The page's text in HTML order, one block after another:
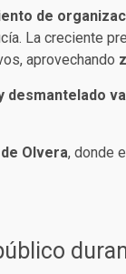
de
La creciente
aprovechando
desmantelado
Olvera, donde